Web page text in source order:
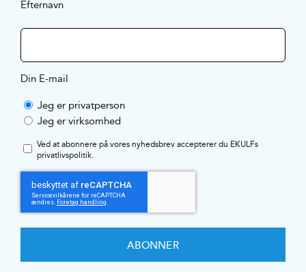
Efternavn
Din E-mail
Jeg er privatperson
Jeg er virksomhed
Ved at abonnere på vores nyhedsbrev accepterer du EKULFs
privatlivspolitik.